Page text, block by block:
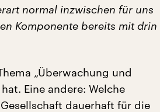
normal inzwischen für uns
Komponente bereits mit drin
„Überwachung und
Eine andere: Welche
dauerhaft für die